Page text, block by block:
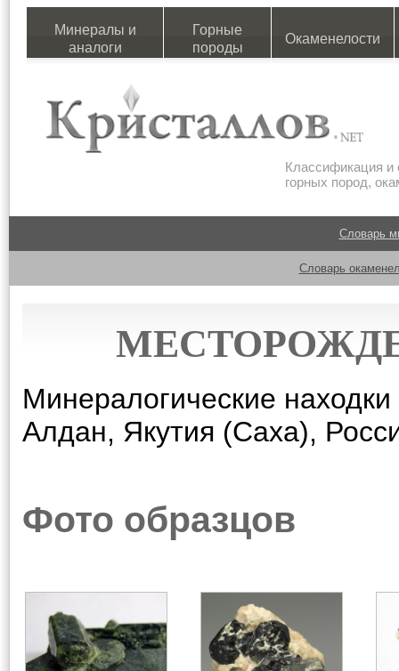
Минералы и
аналоги
Горные
породы
Окаменелости
Классификация и
горных пород,
Словарь
Словарь
Минералогические
Алдан, Якутия (Саха),
Фото образцов